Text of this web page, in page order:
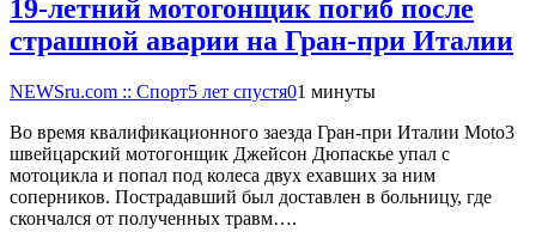
19-летний мотогонщик погиб после
страшной аварии на Гран-при Италии
NEWSru.com :: Спорт5 лет спустя01 минуты
Во время квалификационного заезда Гран-при Италии Moto3
швейцарский мотогонщик Джейсон Дюпаскье упал с
мотоцикла и попал под колеса двух ехавших за ним
соперников. Пострадавший был доставлен в больницу, где
скончался от полученных травм….